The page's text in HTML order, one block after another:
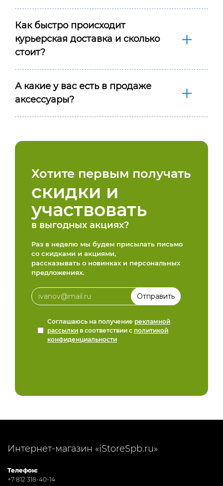
Как быстро происходит
курьерская доставка и сколько
стоит?
А какие у вас есть в продаже
аксессуары?
Хотите первым получать
скидки и
участвовать
в выгодных акциях?
Раз в неделю мы будем присылать письмо
со скидками и акциями,
рассказывать о новинках и персональных
предложениях.
Соглашаюсь на получение рекламной
рассылки в соответствии с политикой
конфиденциальности
Интернет-магазин «iStoreSpb.ru»
Телефон:
+7 812 318-40-14